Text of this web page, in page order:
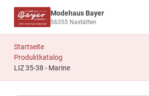
Modehaus Bayer
56355 Nastätten
Startseite
Produktkatalog
LIZ 35-38 - Marine